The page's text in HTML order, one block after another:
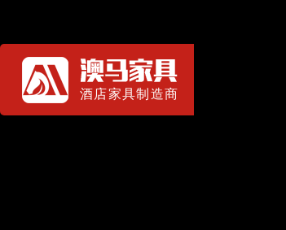
酒店家具制造商